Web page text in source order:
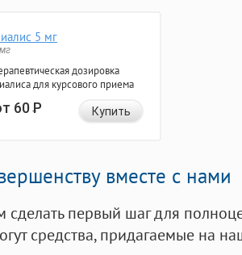
5 мг
дозировка
для курсового приема
60Р Купить
вместе с нами
сделать первый шаг для
средства, придагаемые на